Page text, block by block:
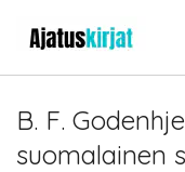
B. F.
suomalainen